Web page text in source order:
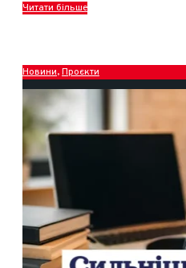
Читати більше
Новини,Проєкти